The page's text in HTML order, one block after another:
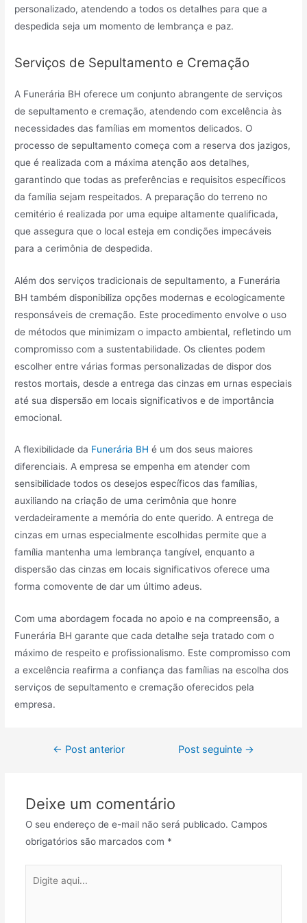
personalizado, atendendo a todos os detalhes para que a
despedida seja um momento de lembrança e paz.
Serviços de Sepultamento e Cremação
A Funerária BH oferece um conjunto abrangente de serviços
de sepultamento e cremação, atendendo com excelência às
necessidades das famílias em momentos delicados. O
processo de sepultamento começa com a reserva dos jazigos,
que é realizada com a máxima atenção aos detalhes,
garantindo que todas as preferências e requisitos específicos
da família sejam respeitados. A preparação do terreno no
cemitério é realizada por uma equipe altamente qualificada,
que assegura que o local esteja em condições impecáveis
para a cerimônia de despedida.
Além dos serviços tradicionais de sepultamento, a Funerária
BH também disponibiliza opções modernas e ecologicamente
responsáveis de cremação. Este procedimento envolve o uso
de métodos que minimizam o impacto ambiental, refletindo um
compromisso com a sustentabilidade. Os clientes podem
escolher entre várias formas personalizadas de dispor dos
restos mortais, desde a entrega das cinzas em urnas especiais
até sua dispersão em locais significativos e de importância
emocional.
A flexibilidade da Funerária BH é um dos seus maiores
diferenciais. A empresa se empenha em atender com
sensibilidade todos os desejos específicos das famílias,
auxiliando na criação de uma cerimônia que honre
verdadeiramente a memória do ente querido. A entrega de
cinzas em urnas especialmente escolhidas permite que a
família mantenha uma lembrança tangível, enquanto a
dispersão das cinzas em locais significativos oferece uma
forma comovente de dar um último adeus.
Com uma abordagem focada no apoio e na compreensão, a
Funerária BH garante que cada detalhe seja tratado com o
máximo de respeito e profissionalismo. Este compromisso com
a excelência reafirma a confiança das famílias na escolha dos
serviços de sepultamento e cremação oferecidos pela
empresa.
Navegação
← Post anterior Post seguinte →
Deixe um comentário
O seu endereço de e-mail não será publicado. Campos
obrigatórios são marcados com *
aqui...